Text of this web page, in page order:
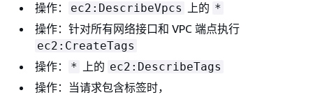
操作： ec2:DescribeVpcs 上的 *
操作：针对所有网络接口和 VPC 端点执行
ec2:CreateTags
操作： * 上的 ec2:DescribeTags
操作：当请求包含标签时，